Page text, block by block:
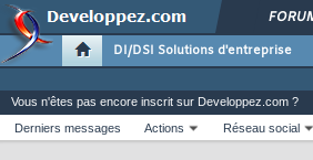
DI/DSI Solutions d'entreprise
Vous n'êtes pas encore inscrit sur Developpez.com ?
Derniers messages
Actions Réseau social